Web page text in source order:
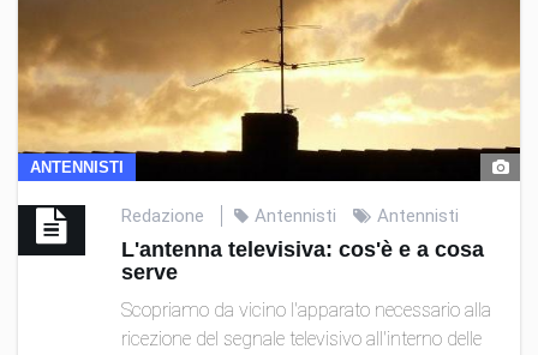
ANTENNISTI
Redazione Antennisti Antennisti
L'antenna televisiva: cos'è e a cosa
serve
Scopriamo da vicino l'apparato necessario alla
ricezione del segnale televisivo all'interno delle